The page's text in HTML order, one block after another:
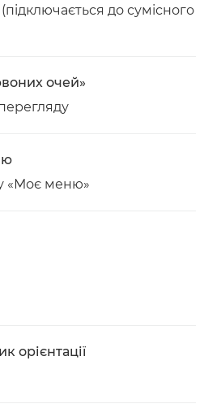
до сумісного
очей»
«Моє меню»
орієнтації